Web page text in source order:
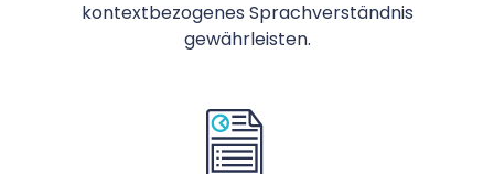
kontextbezogenes Sprachverständnis
gewährleisten.